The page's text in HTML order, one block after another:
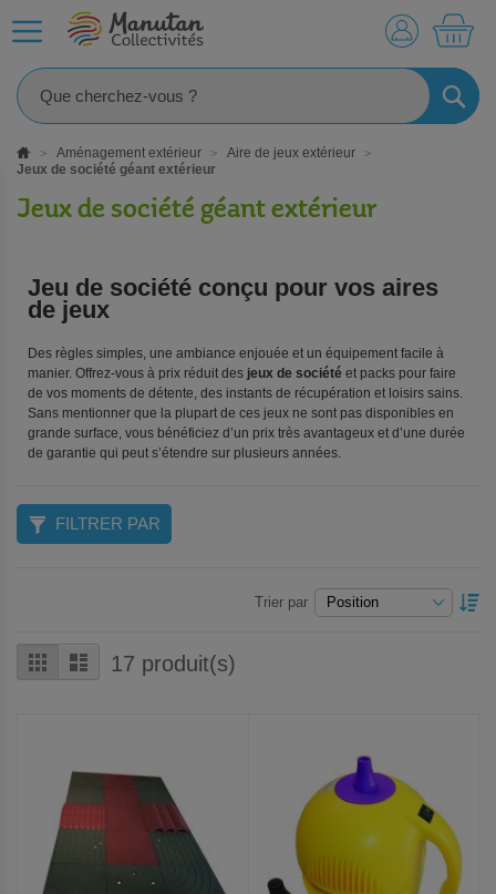
Aménagement extérieur
Aire de jeux extérieur
Jeux de société géant extérieur
Jeux de société géant extérieur
Jeu de société conçu pour vos aires
de jeux
Des règles simples, une ambiance enjouée et un équipement facile à
manier. Offrez-vous à prix réduit des jeux de société et packs pour faire
de vos moments de détente, des instants de récupération et loisirs sains.
Sans mentionner que la plupart de ces jeux ne sont pas disponibles en
grande surface, vous bénéficiez d’un prix très avantageux et d’une durée
de garantie qui peut s’étendre sur plusieurs années.
Grille Liste17 produit(s)
Trier par
FILTRER PAR